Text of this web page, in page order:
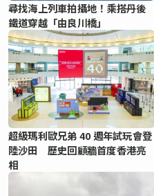
尋找海上列車拍攝地！乘搭丹後
鐵道穿越「由良川橋」
超級瑪利歐兄弟 40 週年試玩會登
陸沙田 歷史回顧牆首度香港亮
相